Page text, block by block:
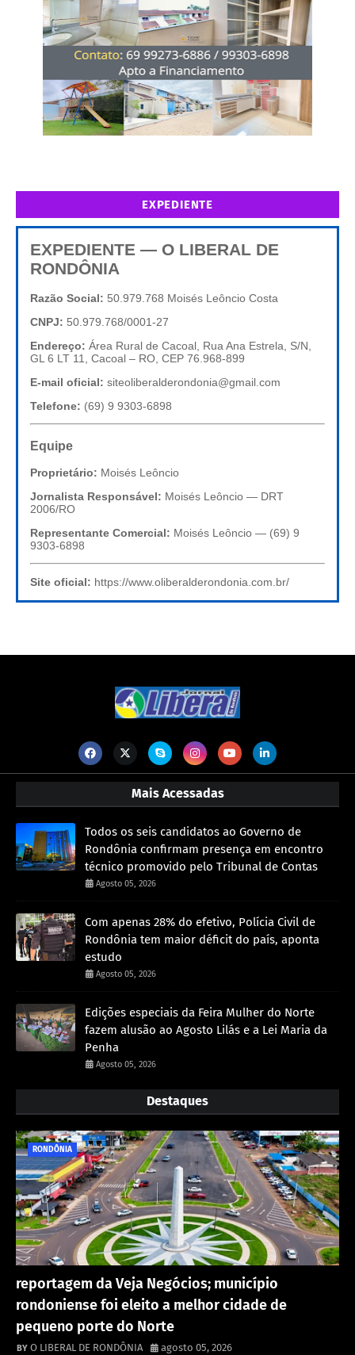
EXPEDIENTE
EXPEDIENTE — O LIBERAL DE
RONDÔNIA
Razão Social: 50.979.768 Moisés Leôncio Costa
CNPJ: 50.979.768/0001-27
Endereço: Área Rural de Cacoal, Rua Ana Estrela, S/N,
GL 6 LT 11, Cacoal – RO, CEP 76.968-899
E-mail oficial: siteoliberalderondonia@gmail.com
Telefone: (69) 9 9303-6898
Equipe
Proprietário: Moisés Leôncio
Jornalista Responsável: Moisés Leôncio — DRT
2006/RO
Representante Comercial: Moisés Leôncio — (69) 9
9303-6898
Site oficial: https://www.oliberalderondonia.com.br/
Mais Acessadas
Todos os seis candidatos ao Governo de
Rondônia confirmam presença em encontro
técnico promovido pelo Tribunal de Contas
Agosto 05, 2026
Com apenas 28% do efetivo, Polícia Civil de
Rondônia tem maior déficit do país, aponta
estudo
Agosto 05, 2026
Edições especiais da Feira Mulher do Norte
fazem alusão ao Agosto Lilás e a Lei Maria da
Penha
Agosto 05, 2026
Destaques
RONDÔNIA
reportagem da Veja Negócios; município
rondoniense foi eleito a melhor cidade de
pequeno porte do Norte
O LIBERAL DE RONDÔNIA agosto 05, 2026